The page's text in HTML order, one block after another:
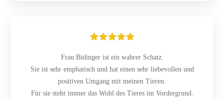
Frau Bidinger ist ein wahrer Schatz.
Sie ist sehr emphatisch und hat einen sehr liebevollen und
positiven Umgang mit meinen Tieren.
Für sie steht immer das Wohl des Tieres im Vordergrund.